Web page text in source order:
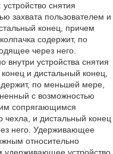
снятия
захвата пользователем и
конец, причем
содержит, по
через него.
устройства снятия
и дистальный конец,
по меньшей мере,
с возможностью
сопрягающимся
и дистальный конец
него. Удерживающее
относительно